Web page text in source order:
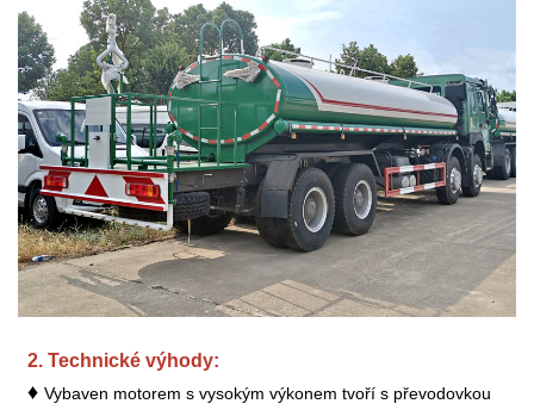
2. Technické výhody:
♦ Vybaven motorem s vysokým výkonem tvoří s převodovkou